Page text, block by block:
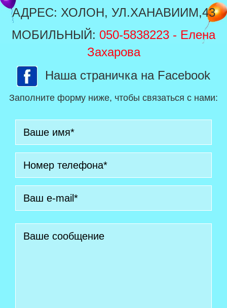
АДРЕС: ХОЛОН, УЛ.ХАНАВИИМ,43
МОБИЛЬНЫЙ: 050-5838223 - Елена
Захарова
Наша страничка на Facebook
Заполните форму ниже, чтобы связаться с нами: